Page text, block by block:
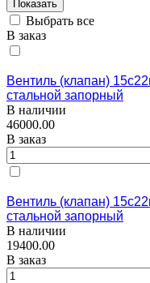
Выбрать все
В заказ
Вентиль (клапан)
стальной запорный
В наличии
46000.00
В заказ
Вентиль (клапан)
стальной запорный
В наличии
19400.00
В заказ